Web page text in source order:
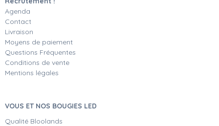
Agenda
Contact
Livraison
Moyens de paiement
Questions Fréquentes
Conditions de vente
Mentions légales
VOUS ET NOS BOUGIES LED
Qualité Bloolands